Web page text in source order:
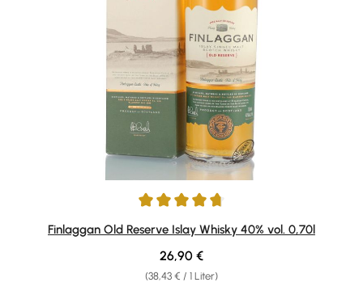
Durchschnittliche Bewertung von 4.71 von 5 Sternen
Finlaggan Old Reserve Islay Whisky 40% vol. 0,70l
(38,43 € / 1 Liter)
Regulärer Preis:
26,90 €